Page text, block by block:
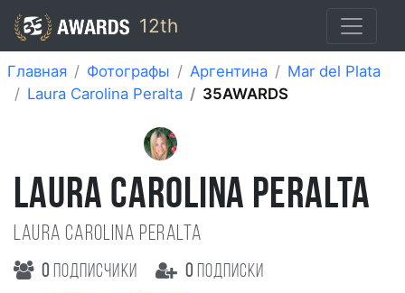
12th
Главная Фотографы Аргентина
Mar del Plata
Laura Carolina Peralta
35AWARDS
LAURA CAROLINA PERALTA
Laura Carolina Peralta
0 подписчики 0 подписки